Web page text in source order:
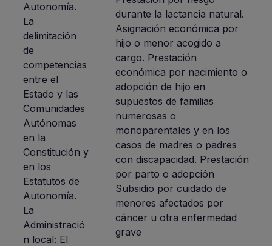
Autonomía.
La
delimitación
de
competencias
entre el
Estado y las
Comunidades
Autónomas
en la
Constitución y
en los
Estatutos de
Autonomía.
La
Administració
n local: El
durante la lactancia natural.
Asignación económica por
hijo o menor acogido a
cargo. Prestación
económica por nacimiento o
adopción de hijo en
supuestos de familias
numerosas o
monoparentales y en los
casos de madres o padres
con discapacidad. Prestación
por parto o adopción
Subsidio por cuidado de
menores afectados por
cáncer u otra enfermedad
grave